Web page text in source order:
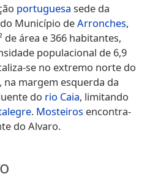
portuguesa sede da
do Município deArronches,
de área e 366 habitantes,
populacional de 6,9
se no extremo norte do
margem esquerda da
do rio Caia, limitando
. Mosteiros encontra-
do Alvaro.